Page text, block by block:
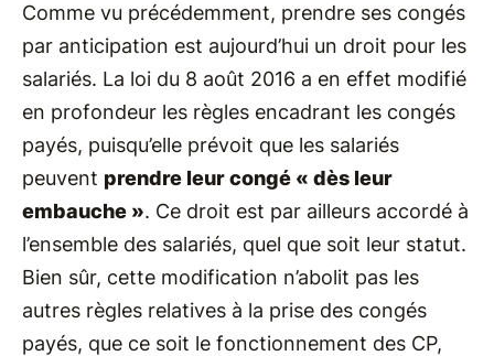
Comme vu précédemment, prendre ses congés
par anticipation est aujourd’hui un droit pour les
salariés. La loi du 8 août 2016 a en effet modifié
en profondeur les règles encadrant les congés
payés, puisqu’elle prévoit que les salariés
peuvent prendre leur congé « dès leur
embauche ». Ce droit est par ailleurs accordé à
l’ensemble des salariés, quel que soit leur statut.
Bien sûr, cette modification n’abolit pas les
autres règles relatives à la prise des congés
payés, que ce soit le fonctionnement des CP,